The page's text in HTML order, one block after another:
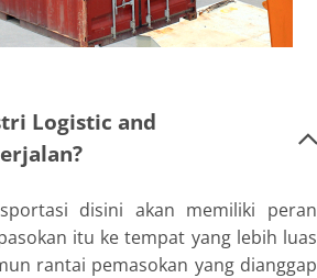
Logistic and
disini akan memiliki peran
itu ke tempat yang lebih luas
rantai pemasokan yang dianggap